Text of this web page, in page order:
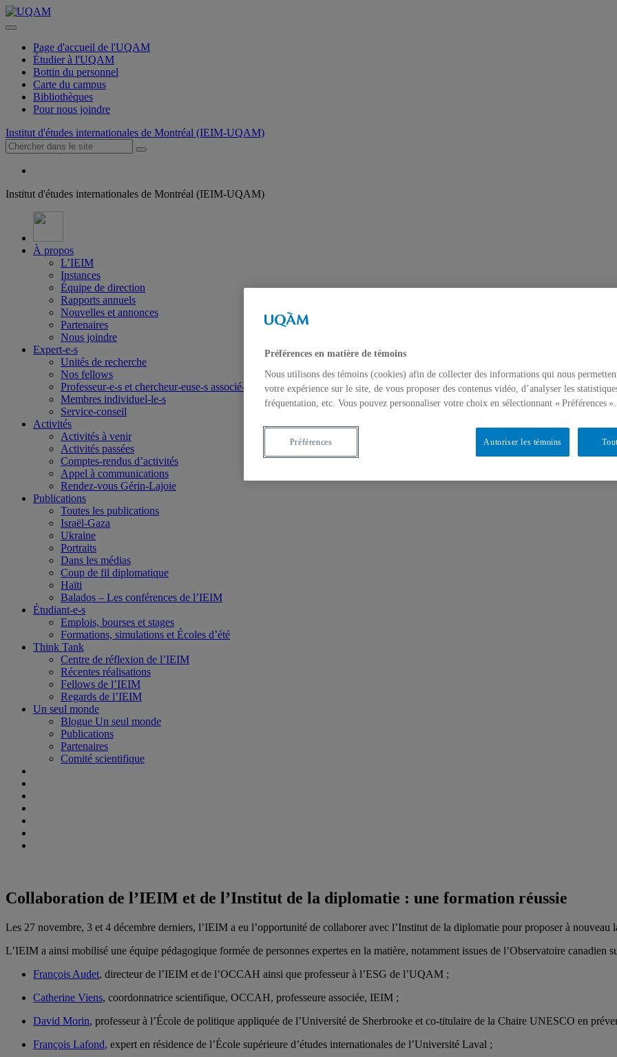
Page d'accueil de l'UQAM
Étudier à l'UQAM
Bottin du personnel
Carte du campus
Bibliothèques
Pour nous joindre
Institut d'études internationales de Montréal (IEIM-UQAM)
Institut d'études internationales de Montréal (IEIM-UQAM)
À propos
L’IEIM
Instances
Équipe de direction
Rapports annuels
Nouvelles et annonces
Partenaires
Nous joindre
Expert-e-s
Unités de recherche
Nos fellows
Professeur-e-s et chercheur-euse-s associé-e-s
Membres individuel-le-s
Service-conseil
Activités
Activités à venir
Activités passées
Comptes-rendus d’activités
Appel à communications
Rendez-vous Gérin-Lajoie
Publications
Toutes les publications
Israël-Gaza
Ukraine
Portraits
Dans les médias
Coup de fil diplomatique
Haïti
Balados – Les conférences de l’IEIM
Étudiant-e-s
Emplois, bourses et stages
Formations, simulations et Écoles d’été
Think Tank
Centre de réflexion de l’IEIM
Récentes réalisations
Fellows de l’IEIM
Regards de l’IEIM
Un seul monde
Blogue Un seul monde
Publications
Partenaires
Comité scientifique
Collaboration de l’IEIM et de l’Institut de la diplomatie : une formation réussie
Les 27 novembre, 3 et 4 décembre derniers, l’IEIM a eu l’opportunité de collaborer avec l’Institut de la diplomatie pour proposer à nouveau
L’IEIM a ainsi mobilisé une équipe pédagogique formée de personnes expertes en la matière, notamment issues de l’Observatoire canadien
François Audet, directeur de l’IEIM et de l’OCCAH ainsi que professeur à l’ESG de l’UQAM ;
Catherine Viens, coordonnatrice scientifique, OCCAH, professeure associée, IEIM ;
David Morin, professeur à l’École de politique appliquée de l’Université de Sherbrooke et co-titulaire de la Chaire UNESCO en
François Lafond, expert en résidence de l’École supérieure d’études internationales de l’Université Laval ;
Préférences en matière de témoins
Nous utilisons des témoins (cookies) afin de collecter des informations qui nous
votre expérience sur le site, de vous proposer des contenus vidéo, d’analyser les
fréquentation, etc. Vous pouvez personnaliser votre choix en sélectionnant « Préférences ».
Autoriser les témoins
Préférences